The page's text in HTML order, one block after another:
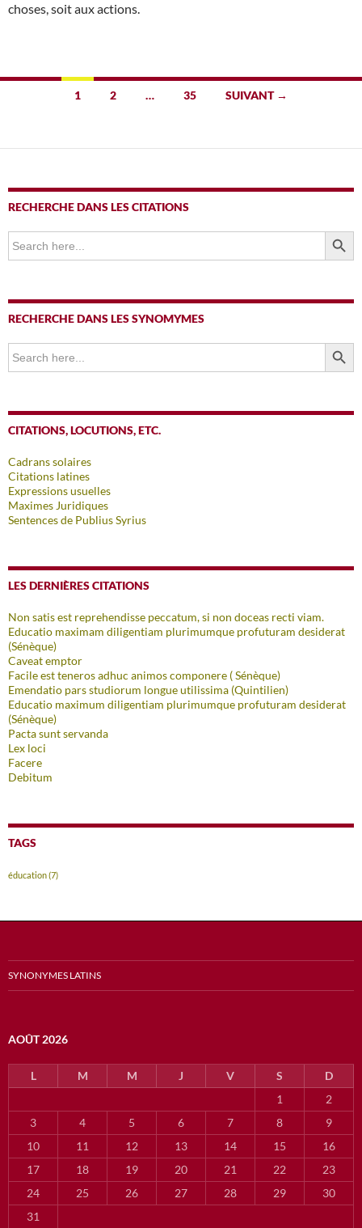
choses, soit aux actions.
Navigation
articles
1 2 … 35 SUIVANT →
RECHERCHE DANS LES CITATIONS
Search
for:
SEARCH
RECHERCHE DANS LES SYNOMYMES
Search
for:
SEARCH
CITATIONS, LOCUTIONS, ETC.
Cadrans solaires
Citations latines
Expressions usuelles
Maximes Juridiques
Sentences de Publius Syrius
LES DERNIÈRES CITATIONS
Non satis est reprehendisse peccatum, si non doceas recti viam.
Educatio maximam diligentiam plurimumque profuturam desiderat
(Sénèque)
Caveat emptor
Facile est teneros adhuc animos componere ( Sénèque)
Emendatio pars studiorum longue utilissima (Quintilien)
Educatio maximum diligentiam plurimumque profuturam desiderat
(Sénèque)
Pacta sunt servanda
Lex loci
Facere
Debitum
TAGS
éducation(7)
SYNONYMES LATINS
AOÛT 2026
L M M J V S
D
1
2
3
4 5 6 7 8
9
10
11 12 13 14 15
16
17
18 19 20 21 22
23
24
25 26 27 28 29
30
31